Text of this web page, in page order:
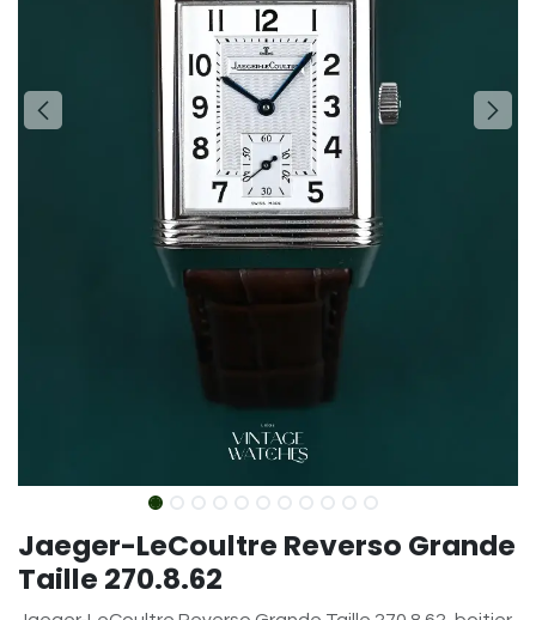
Jaeger-LeCoultre Reverso Grande
Taille 270.8.62